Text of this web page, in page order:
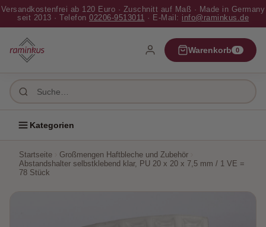
Versandkostenfrei ab 120 Euro · Zuschnitt auf Maß · Made in Germany
seit 2013 · Telefon 02206-9513011 · E-Mail: info@raminkus.de
Warenkorb 0
Kategorien
✕ Schließen
Home
Pappen
Startseite
Großmengen Haftbleche und Zubehör
Abstandshalter selbstklebend klar, PU 20 x 20 x 7,5 mm / 1 VE =
78 Stück